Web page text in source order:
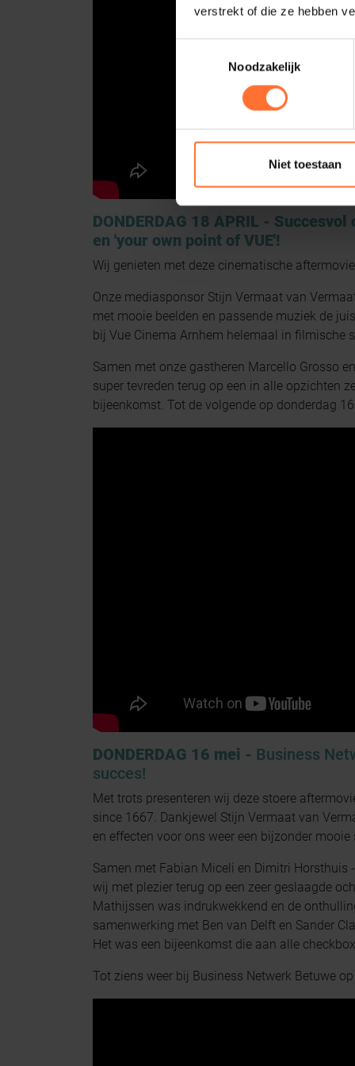
verstrekt of die ze hebben
Noodzakelijk
Niet toestaan
DONDERDAG 18 APRIL -
en 'your own point of VUE'!
Wij genieten met deze cinematische
Onze mediasponsor Stijn Vermaat van
met mooie beelden en passende muziek de
bij Vue Cinema Arnhem helemaal in filmische
Samen met onze gastheren Marcello Grosso
super tevreden terug op een in alle opzichten
bijeenkomst. Tot de volgende op donderdag
DONDERDAG 16 mei - Business
succes!
Met trots presenteren wij deze stoere
since 1667. Dankjewel Stijn Vermaat van
en effecten voor ons weer een bijzonder
Samen met Fabian Miceli en Dimitri Horsthuis
wij met plezier terug op een zeer geslaagde
Mathijssen was indrukwekkend en de
samenwerking met Ben van Delft en Sander
Het was een bijeenkomst die aan alle
Tot ziens weer bij Business Netwerk Betuwe